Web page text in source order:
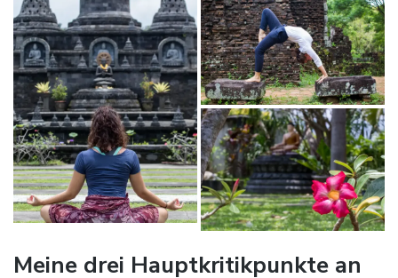
Meine drei Hauptkritikpunkte an